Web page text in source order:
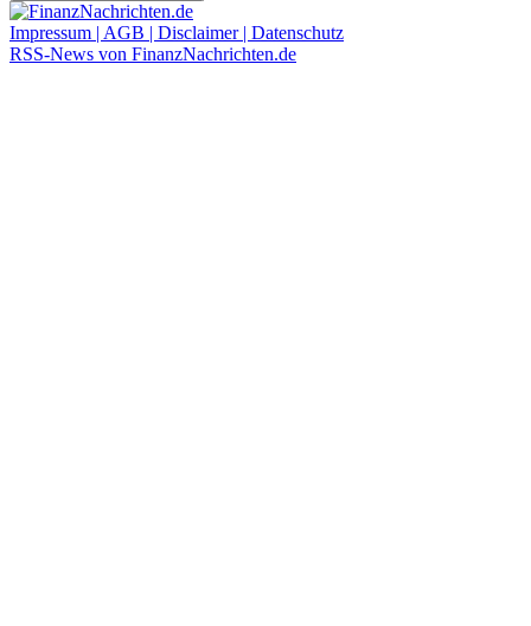
Impressum | AGB | Disclaimer | Datenschutz
RSS-News von FinanzNachrichten.de